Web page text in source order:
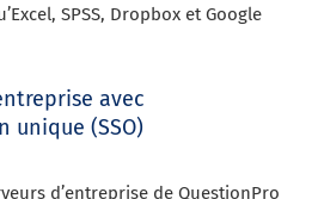
SPSS, Dropbox et Google
avec
(SSO)
d’entreprise de QuestionPro